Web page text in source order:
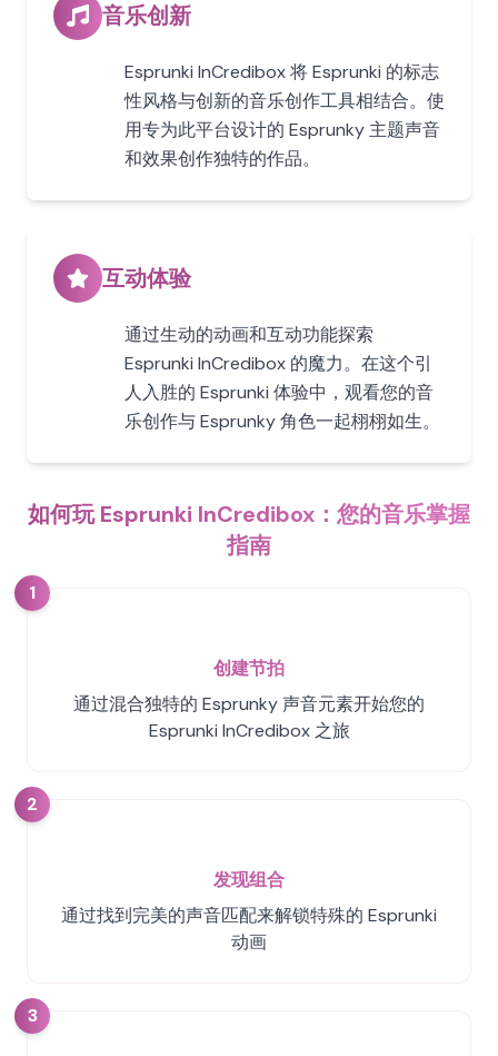
音乐创新
Esprunki InCredibox 将 Esprunki 的标志
性风格与创新的音乐创作工具相结合。使
用专为此平台设计的 Esprunky 主题声音
和效果创作独特的作品。
互动体验
通过生动的动画和互动功能探索
Esprunki InCredibox 的魔力。在这个引
人入胜的 Esprunki 体验中，观看您的音
乐创作与 Esprunky 角色一起栩栩如生。
如何玩 Esprunki InCredibox：您的音乐掌握
指南
1
创建节拍
通过混合独特的 Esprunky 声音元素开始您的
Esprunki InCredibox 之旅
2
发现组合
通过找到完美的声音匹配来解锁特殊的 Esprunki
动画
3